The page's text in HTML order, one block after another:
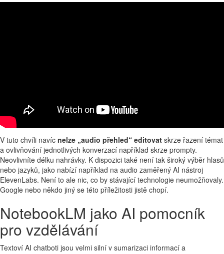
V tuto chvíli navíc nelze „audio přehled“ editovat skrze řazení témat
a ovlivňování jednotlivých konverzací například skrze prompty.
Neovlivníte délku nahrávky. K dispozici také není tak široký výběr hlasů
nebo jazyků, jako nabízí například na audio zaměřený AI nástroj
ElevenLabs. Není to ale nic, co by stávající technologie neumožňovaly.
Google nebo někdo jiný se této příležitosti jistě chopí.
NotebookLM jako AI pomocník
pro vzdělávání
Textoví AI chatboti jsou velmi silní v sumarizaci informací a